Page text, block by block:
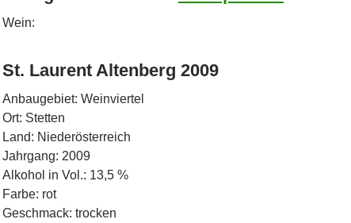
Wein:
St. Laurent Altenberg 2009
Anbaugebiet: Weinviertel
Ort: Stetten
Land: Niederösterreich
Jahrgang: 2009
Alkohol in Vol.: 13,5 %
Farbe: rot
Geschmack: trocken